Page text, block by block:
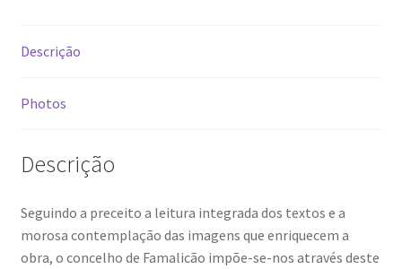
Ana Dias – Uma viagem ao mundo Playboy
Ana Manuel Mestre vence Maratona Fotográfica Fnac
Évora
Descrição
Photos
Descrição
Seguindo a preceito a leitura integrada dos textos e a
morosa contemplação das imagens que enriquecem a
obra, o concelho de Famalicão impõe-se-nos através deste